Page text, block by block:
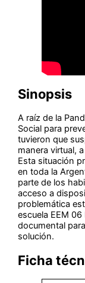
Sinopsis
A raíz de la
Social para
tuvieron que
manera virtual,
Esta situación
en toda la
parte de los
acceso a
problemática
escuela EEM
documental
solución.
Ficha